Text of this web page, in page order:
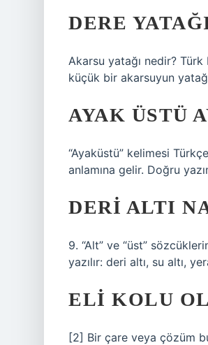
DERE
Akarsu yatağı nedir?
küçük bir akarsuyun
AYAK ÜSTÜ
“Ayaküstü” kelimesi
anlamına gelir. Doğru
DERI ALTI
9. “Alt” ve “üst”
yazılır: deri altı, su altı,
ELI KOLU
[2] Bir çare veya çözüm